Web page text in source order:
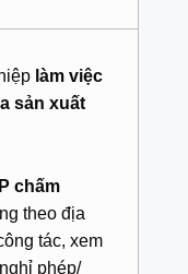
làm việc
sản xuất
chấm
theo địa
tác, xem
phép/